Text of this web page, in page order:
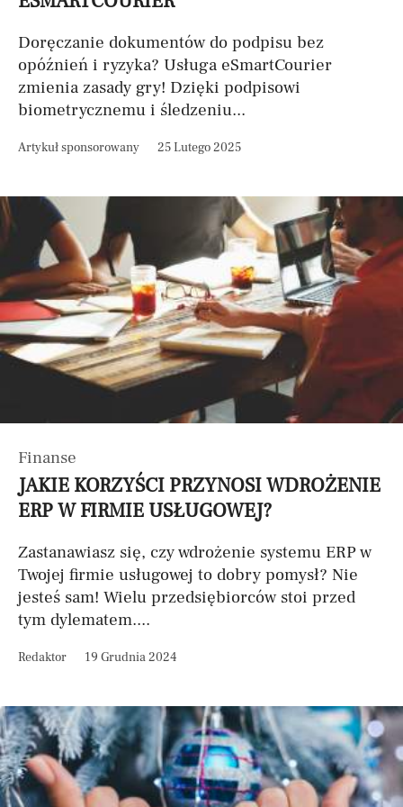
Doręczanie dokumentów do podpisu bez
opóźnień i ryzyka? Usługa eSmartCourier
zmienia zasady gry! Dzięki podpisowi
biometrycznemu i śledzeniu...
Artykuł sponsorowany 25 Lutego 2025
Finanse
JAKIE KORZYŚCI PRZYNOSI WDROŻENIE
ERP W FIRMIE USŁUGOWEJ?
Zastanawiasz się, czy wdrożenie systemu ERP w
Twojej firmie usługowej to dobry pomysł? Nie
jesteś sam! Wielu przedsiębiorców stoi przed
tym dylematem....
Redaktor 19 Grudnia 2024